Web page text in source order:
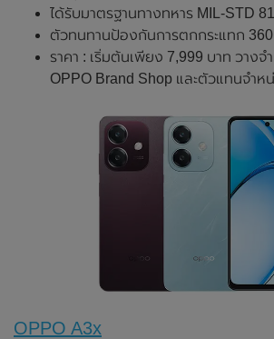
ได้รับมาตรฐานทางทหาร MIL-STD
ตัวทนทานป้องกันการตกกระแทก
ราคา : เริ่มต้นเพียง 7,999 บาท วางจ
OPPO Brand Shop และตัวแทนจำห
OPPO A3x